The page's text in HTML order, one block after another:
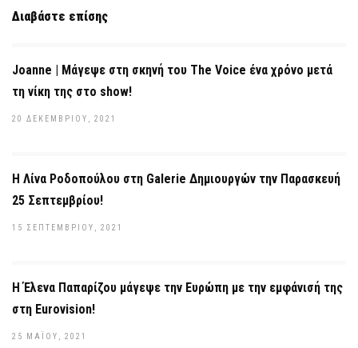
Διαβάστε επίσης
Joanne | Μάγεψε στη σκηνή του The Voice ένα χρόνο μετά
τη νίκη της στο show!
20 ΔΕΚΕΜΒΡΊΟΥ, 2021
Η Λίνα Ροδοπούλου στη Galerie Δημιουργών την Παρασκευή
25 Σεπτεμβρίου!
15 ΣΕΠΤΕΜΒΡΊΟΥ, 2021
Η Έλενα Παπαρίζου μάγεψε την Ευρώπη με την εμφάνισή της
στη Eurovision!
25 ΜΑΪ́ΟΥ, 2021